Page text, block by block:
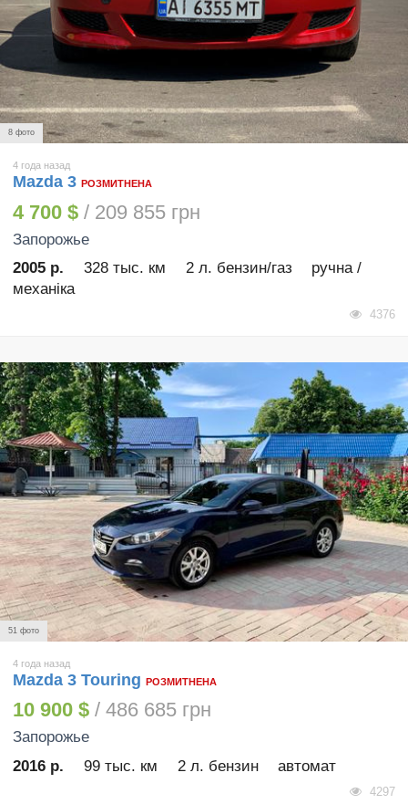
8 фото
4 года назад
Mazda 3 РОЗМИТНЕНА
4 700 $ / 209 855 грн
Запорожье
2005 р.
328 тыс. км 2 л. бензин/газ
ручна /
механіка
4376
51 фото
4 года назад
Mazda 3 Touring РОЗМИТНЕНА
10 900 $ / 486 685 грн
Запорожье
2016 р.
99 тыс. км 2 л. бензин автомат
4297